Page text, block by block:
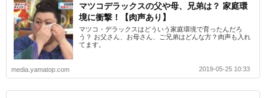
マツコデラックスの父や母、兄弟は？ 家庭環
境に衝撃！【肉声あり】
マツコ・デラックスはどういう家庭環境で育ったんだろ
う？ お父さん、お母さん、ご兄弟はどんな方？肉声も入れ
てます。
media.yamatop.com 2019-05-25 10:33